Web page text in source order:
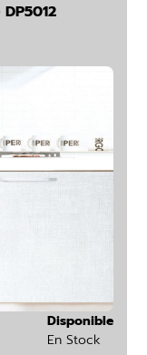
Disponible
En Stock